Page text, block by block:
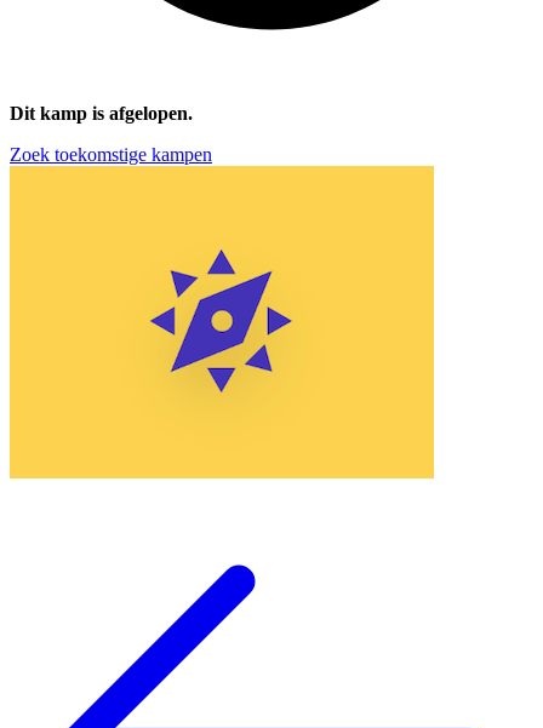
Dit kamp is afgelopen.
Zoek toekomstige kampen